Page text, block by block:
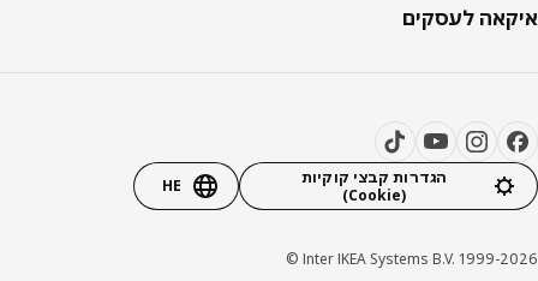
לעסקים
הגדרות קבצי קוקיות
HE
Inter IKEA Systems B.V. 1999-